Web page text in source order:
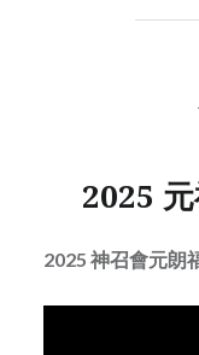
2025
2025 神召會元朗